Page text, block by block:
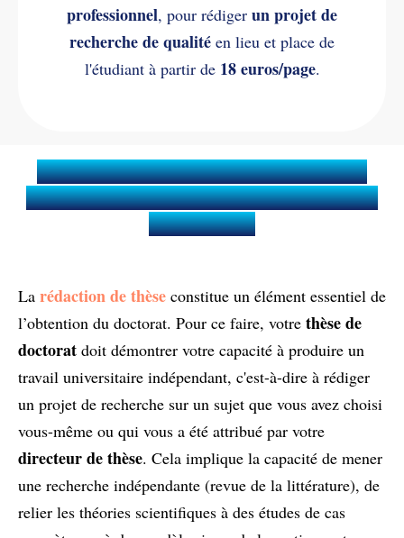
professionnel, pour rédiger un projet de
recherche de qualité en lieu et place de
l'étudiant à partir de18 euros/page.
Quels services sont inclus dans
l’aide à la rédaction de la thèse de
doctorat ?
La rédaction de thèse constitue un élément essentiel de
l’obtention du doctorat. Pour ce faire, votre thèse de
doctorat doit démontrer votre capacité à produire un
travail universitaire indépendant, c'est-à-dire à rédiger
un projet de recherche sur un sujet que vous avez choisi
vous-même ou qui vous a été attribué par votre
directeur de thèse. Cela implique la capacité de mener
une recherche indépendante (revue de la littérature), de
relier les théories scientifiques à des études de cas